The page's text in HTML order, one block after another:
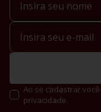
Ao se cadastrar
privacidade.